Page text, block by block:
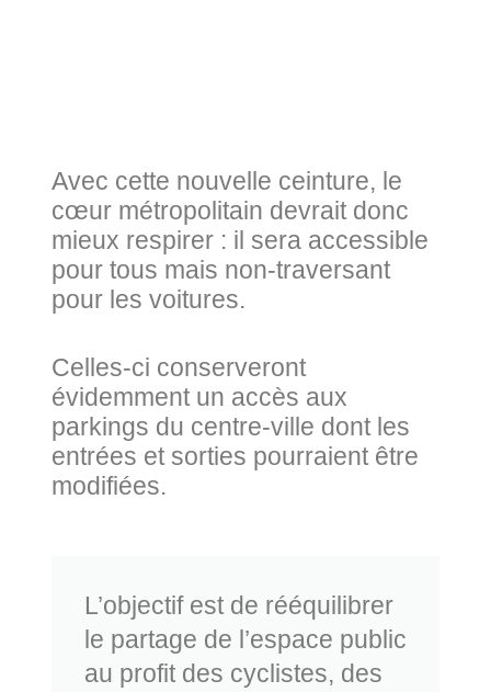
Avec cette nouvelle ceinture, le
cœur métropolitain devrait donc
mieux respirer : il sera accessible
pour tous mais non-traversant
pour les voitures.
Celles-ci conserveront
évidemment un accès aux
parkings du centre-ville dont les
entrées et sorties pourraient être
modifiées.
L’objectif est de rééquilibrer
le partage de l’espace public
au profit des cyclistes, des